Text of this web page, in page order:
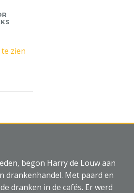
zien
d'Or Creamersticks 500x2.5gr
begon Harry de Louw aan
drankenhandel. Met paard en
dranken in de cafés. Er werd